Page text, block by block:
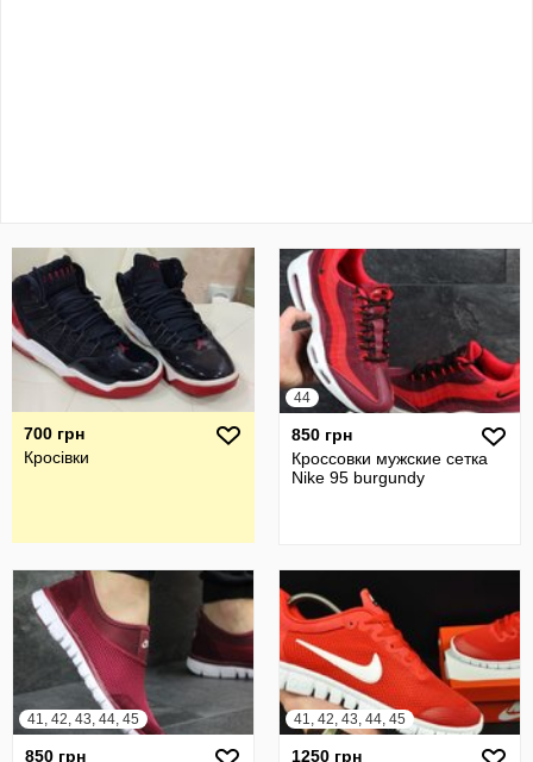
700 грн
Кросівки
44
850 грн
Кроссовки мужские сетка
Nike 95 burgundy
41, 42, 43, 44, 45
850 грн
41, 42, 43, 44, 45
1250 грн